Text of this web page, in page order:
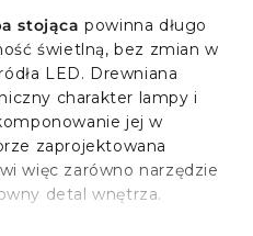
stojąca powinna długo
świetlną, bez zmian w
LED. Drewniana
charakter lampy i
jej w
zaprojektowana
więc zarówno narzędzie
detal wnętrza.